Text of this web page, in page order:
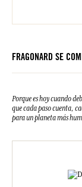
FRAGONARD SE
Porque es hoy cuando
que cada paso cuenta,
para un planeta más